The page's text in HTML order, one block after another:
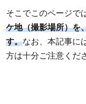
そこでこのページで
ケ地（撮影場所）を
す。なお、本記事に
方は十分ご注意くだ